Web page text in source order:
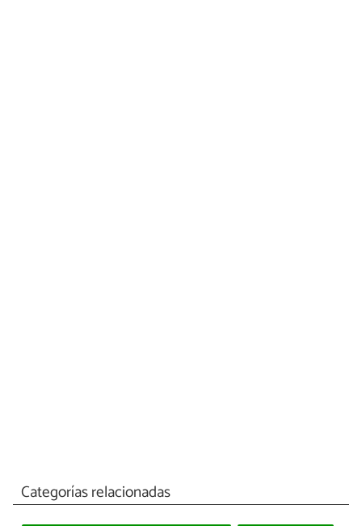
Categorías relacionadas